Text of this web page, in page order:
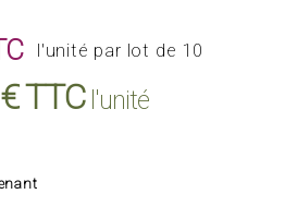
l'unité par lot de 10
TTCl'unité